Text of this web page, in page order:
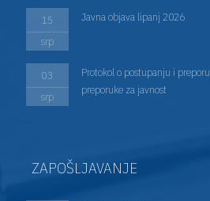
15
srp
Javna objava lipanj 2026
03
srp
Protokol o postupanju i
preporuke za javnost
ZAPOŠLJAVANJE